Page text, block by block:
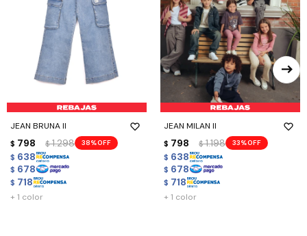
JEAN BRUNA II
$ 798 $ 1.298 38
$ 638
$ 678
$ 718
+ 1 color
JEAN MILAN II
$ 798 $ 1.198 33
$ 638
$ 678
$ 718
+ 1 color